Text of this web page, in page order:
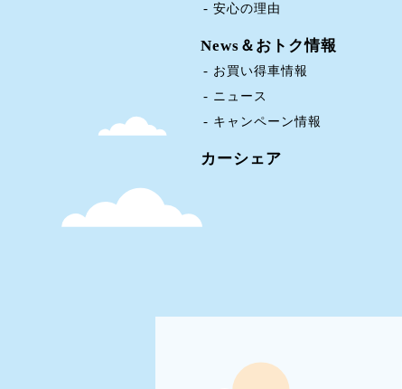
安心の理由
News＆おトク情報
お買い得車情報
ニュース
キャンペーン情報
カーシェア